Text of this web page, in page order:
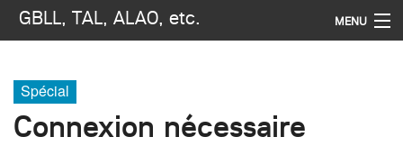
GBLL, TAL, ALAO, etc. MENU
Rechercher
Spécial
Connexion nécessaire